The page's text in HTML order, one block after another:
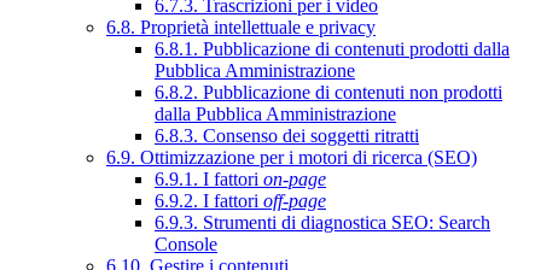
6.7.3. Trascrizioni per i video
6.8. Proprietà intellettuale e privacy
6.8.1. Pubblicazione di contenuti prodotti dalla
Pubblica Amministrazione
6.8.2. Pubblicazione di contenuti non prodotti
dalla Pubblica Amministrazione
6.8.3. Consenso dei soggetti ritratti
6.9. Ottimizzazione per i motori di ricerca (SEO)
6.9.1. I fattori on-page
6.9.2. I fattori off-page
6.9.3. Strumenti di diagnostica SEO: Search
Console
6.10. Gestire i contenuti